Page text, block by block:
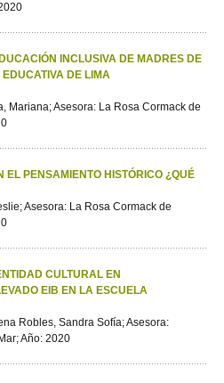
INCLUSIVA DE MADRES DE
DE LIMA
Mariana; Asesora: La Rosa Cormack de
EL PENSAMIENTO HISTÓRICO ¿QUÉ
Asesora: La Rosa Cormack de
CULTURAL EN
EIB EN LA ESCUELA
Robles, Sandra Sofía; Asesora:
Año: 2020